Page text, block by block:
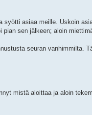
asiaa meille. Uskoin
sen jälkeen; aloin
seuran vanhimmilta.
mistä aloittaa ja aloin